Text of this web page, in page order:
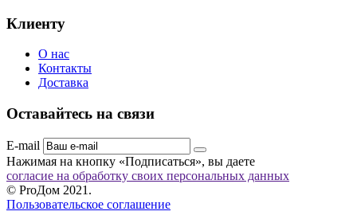
Клиенту
О нас
Контакты
Доставка
Оставайтесь на связи
E-mail
Нажимая на кнопку «Подписаться», вы даете
согласие на обработку своих персональных данных
© ProДом 2021.
Пользовательское соглашение